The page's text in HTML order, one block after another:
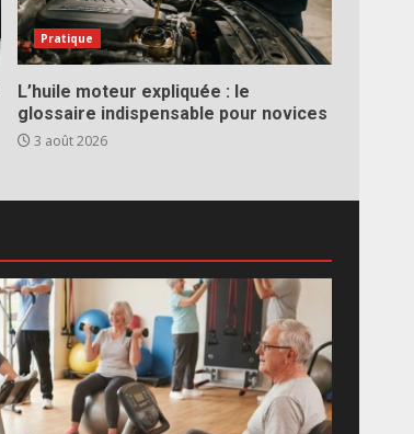
Pratique
L’huile moteur expliquée : le
glossaire indispensable pour novices
3 août 2026